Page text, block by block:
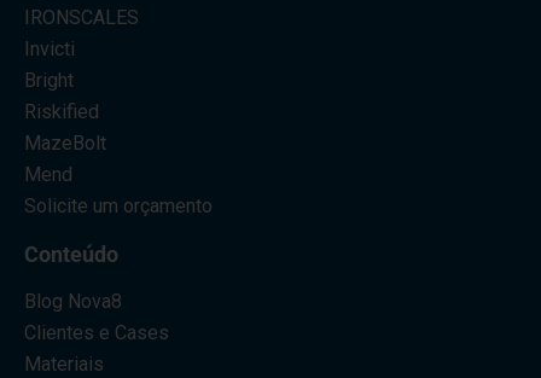
IRONSCALES
Invicti
Bright
Riskified
MazeBolt
Mend
Solicite um orçamento
Conteúdo
Blog Nova8
Clientes e Cases
Materiais